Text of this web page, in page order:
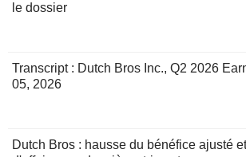
le dossier
Transcript : Dutch Bros Inc., Q2 2026
05, 2026
Dutch Bros : hausse du bénéfice ajusté